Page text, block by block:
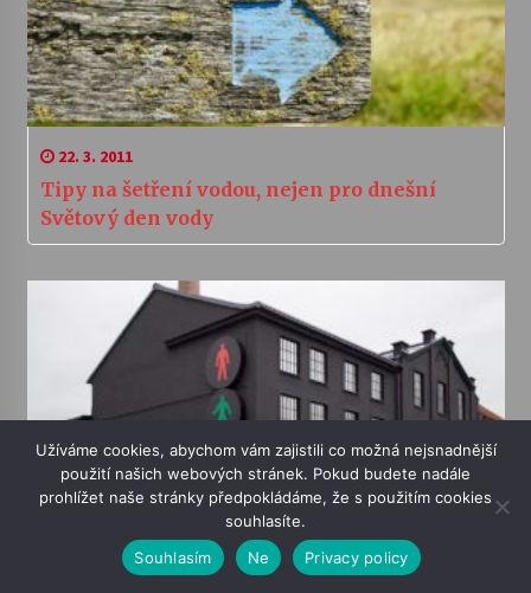
22. 3. 2011
Tipy na šetření vodou, nejen pro dnešní
Světový den vody
2. 3. 2020
Sirény / první jarní procházka městem s
8SMIČKOU
Užíváme cookies, abychom vám zajistili co možná nejsnadnější
použití našich webových stránek. Pokud budete nadále
prohlížet naše stránky předpokládáme, že s použitím cookies
souhlasíte.
Souhlasím
Ne Privacy policy